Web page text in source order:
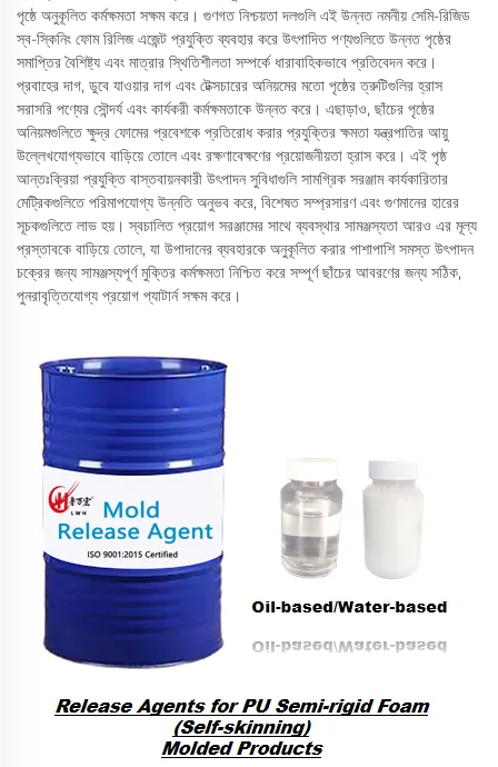
পৃষ্ঠে অনুকূলিত কর্মক্ষমতা সক্ষম করে। গুণগত নিশ্চয়তা দলগুলি এই উন্নত নমনীয় সেমি-রিজিড
স্ব-স্কিনিং ফোম রিলিজ এজেন্ট প্রযুক্তি ব্যবহার করে উৎপাদিত পণ্যগুলিতে উন্নত পৃষ্ঠের
সমাপ্তির বৈশিষ্ট্য এবং মাত্রার স্থিতিশীলতা সম্পর্কে ধারাবাহিকভাবে প্রতিবেদন করে।
প্রবাহের দাগ, ডুবে যাওয়ার দাগ এবং টেক্সচারের অনিয়মের মতো পৃষ্ঠের ত্রুটিগুলির হ্রাস
সরাসরি পণ্যের সৌন্দর্য এবং কার্যকরী কর্মক্ষমতাকে উন্নত করে। এছাড়াও, ছাঁচের পৃষ্ঠের
অনিয়মগুলিতে ক্ষুদ্র ফোমের প্রবেশকে প্রতিরোধ করার প্রযুক্তির ক্ষমতা যন্ত্রপাতির আয়ু
উল্লেখযোগ্যভাবে বাড়িয়ে তোলে এবং রক্ষণাবেক্ষণের প্রয়োজনীয়তা হ্রাস করে। এই পৃষ্ঠ
আন্তঃক্রিয়া প্রযুক্তি বাস্তবায়নকারী উৎপাদন সুবিধাগুলি সামগ্রিক সরঞ্জাম কার্যকারিতার
মেট্রিকগুলিতে পরিমাপযোগ্য উন্নতি অনুভব করে, বিশেষত সম্প্রসারণ এবং গুণমানের হারের
সূচকগুলিতে লাভ হয়। স্বচালিত প্রয়োগ সরঞ্জামের সাথে ব্যবস্থার সামঞ্জস্যতা আরও এর মূল্য
প্রস্তাবকে বাড়িয়ে তোলে, যা উপাদানের ব্যবহারকে অনুকূলিত করার পাশাপাশি সমস্ত উৎপাদন
চক্রের জন্য সামঞ্জস্যপূর্ণ মুক্তির কর্মক্ষমতা নিশ্চিত করে সম্পূর্ণ ছাঁচের আবরণের জন্য সঠিক,
পুনরাবৃত্তিযোগ্য প্রয়োগ প্যাটার্ন সক্ষম করে।